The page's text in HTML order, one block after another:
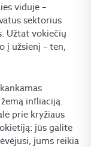
viduje –
sektorius
Užtat vokiečių
į užsienį – ten,
infliaciją.
prie kryžiaus
jūs galite
jums reikia